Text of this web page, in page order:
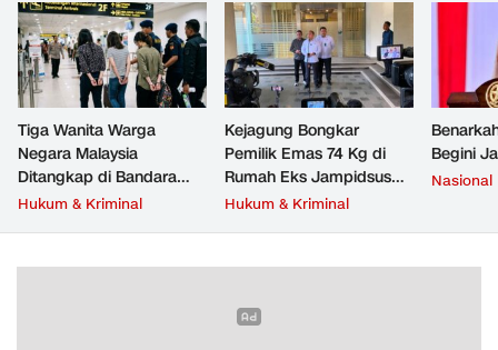
Tiga Wanita Warga
Negara Malaysia
Ditangkap di Bandara
Soetta, Bawa Beragam
Hukum & Kriminal
Kejagung Bongkar
Pemilik Emas 74 Kg di
Rumah Eks Jampidsus
Febrie Adriansyah
Hukum & Kriminal
Begini
Nasional